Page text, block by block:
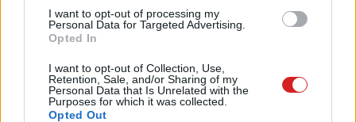
I want to opt-out of processing my
Personal Data for Targeted Advertising.
Opted In
I want to opt-out of Collection, Use,
Retention, Sale, and/or Sharing of my
Personal Data that Is Unrelated with the
Purposes for which it was collected.
Opted Out
Hardver | 2015.08.07 09:04
processzorokhoz
Hardver| 2015.07.30 14:02